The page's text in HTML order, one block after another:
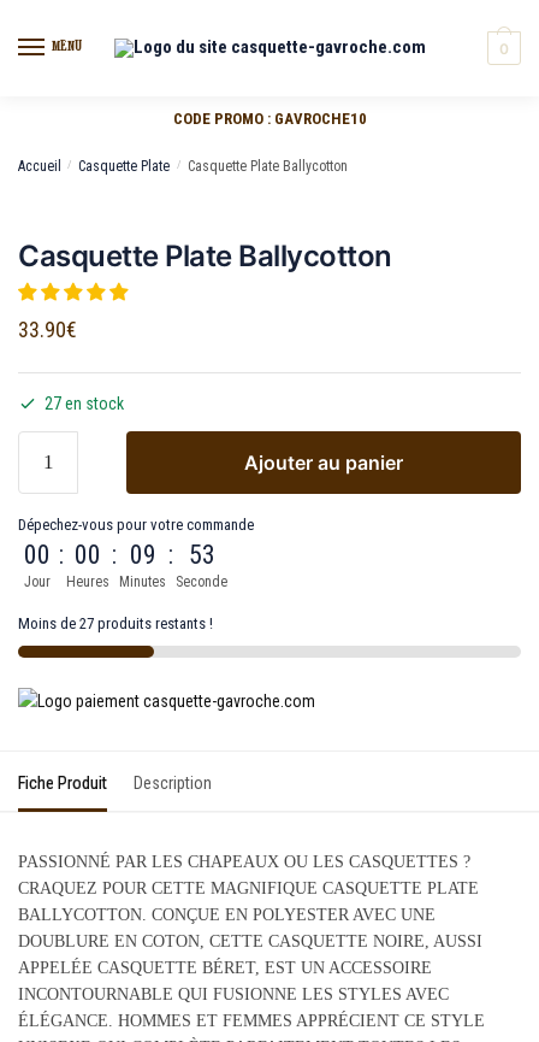
MENU 0
CODE PROMO : GAVROCHE10
Accueil / Casquette Plate / Casquette Plate Ballycotton
Casquette Plate Ballycotton
33.90€
27 en stock
Ajouter au panier
Dépechez-vous pour votre commande
00
Jour
: 00
Heures
: 09
Minutes
: 53
Seconde
Moins de 27 produits restants !
Fiche Produit Description
PASSIONNÉ PAR LES CHAPEAUX OU LES CASQUETTES ?
CRAQUEZ POUR CETTE MAGNIFIQUE CASQUETTE PLATE
BALLYCOTTON. CONÇUE EN POLYESTER AVEC UNE
DOUBLURE EN COTON, CETTE CASQUETTE NOIRE, AUSSI
APPELÉE CASQUETTE BÉRET, EST UN ACCESSOIRE
INCONTOURNABLE QUI FUSIONNE LES STYLES AVEC
ÉLÉGANCE. HOMMES ET FEMMES APPRÉCIENT CE STYLE